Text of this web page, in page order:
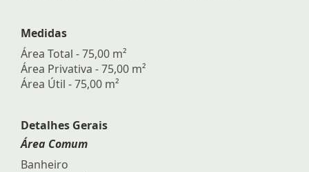
Medidas
Área Total - 75,00 m²
Área Privativa - 75,00 m²
Área Útil - 75,00 m²
Detalhes Gerais
Área Comum
Banheiro